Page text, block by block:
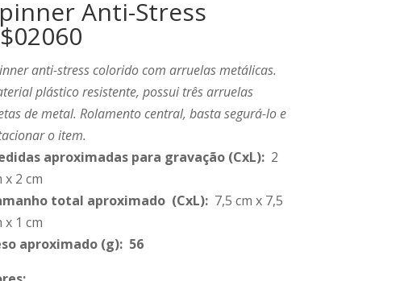
Anti-Stress
anti-stress colorido com arruelas metálicas.
plástico resistente, possui três arruelas
de metal. Rolamento central, basta segurá-lo e
o item.
aproximadas para gravação(CxL):2
x 2 cm
total aproximado (CxL):7,5 cm x 7,5
x 1 cm
aproximado(g): 56